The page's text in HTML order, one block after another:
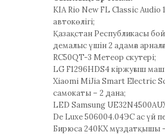
KIA Rio New FL Classic Audio
автокөлігі;
Қазақстан Республикасы
демалыс үшін 2 адамға
RC50QT-3 Метеор скутері;
LG F1296HDS4 кіржуғыш
Xiaomi MiJia Smart Electric
самокаты – 2 дана;
LED Samsung
De Luxe 506004.04ЭС ас үй
Бирюса 240KX мұздатқышы